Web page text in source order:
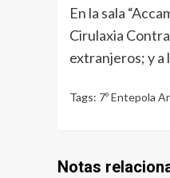
En la sala
Cirulaxia
extranjeros; y a
Tags: 7º Entepola
Notas